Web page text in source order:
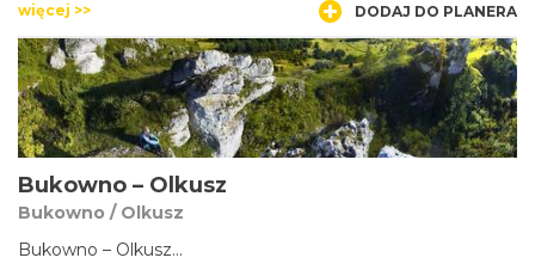
więcej >> DODAJ DO PLANERA
Bukowno – Olkusz
Bukowno / Olkusz
Bukowno – Olkusz...